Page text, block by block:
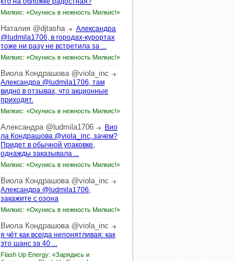
Милкис: «Окунись в нежность Милкис!»
Наталия @djtasha
Александра
@ludmila1706, в городах-курортах
тоже ни разу не встретила за ...
Милкис: «Окунись в нежность Милкис!»
Виола Кондрашова @viola_inc
Александра @ludmila1706, там
видно в отзывах, что акционные
приходят.
Милкис: «Окунись в нежность Милкис!»
Александра @ludmila1706
Вио
ла Кондрашова @viola_inc, зачем?
Придет в обычной упаковке,
однажды заказывала ...
Милкис: «Окунись в нежность Милкис!»
Виола Кондрашова @viola_inc
Александра @ludmila1706,
закажите с озона
Милкис: «Окунись в нежность Милкис!»
Виола Кондрашова @viola_inc
я чёт как всегда непонятливая: как
это шанс за 40 ...
Flash Up Energy: «Зарядись и